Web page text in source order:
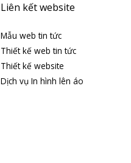
Liên kết website
Mẫu web tin tức
Thiết kế web tin tức
Thiết kế website
Dịch vụ In hình lên áo